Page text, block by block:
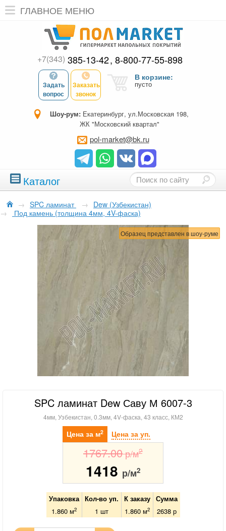
ГЛАВНОЕ МЕНЮ
+7(343) 385-13-42 8-800-77-55-898
Задать
вопрос
Заказать
звонок
В корзине:
пусто
Шоу-рум: Екатеринбург, ул.Московская 198,
ЖК "Московский квартал"
pol-market@bk.ru
Каталог
→ SPC ламинат → Dew (Узбекистан)
→
Под камень (толщина 4мм, 4V-фаска)
Образец представлен в шоу-руме
SPC ламинат Dew Саву М 6007-3
4мм, Узбекистан, 0.3мм, 4V-фаска, 43 класс, КМ2
Цена за м2 Цена за уп.
1767.00р/м2
1418 р/м2
Упаковка Кол-во уп. К заказу
Сумма
1.860 м2 1 шт 1.860м2 2638р